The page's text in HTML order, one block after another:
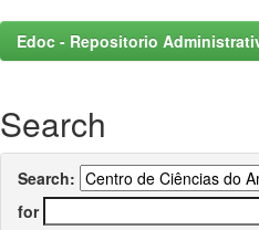
Edoc - Repositorio
Search
Search:
for